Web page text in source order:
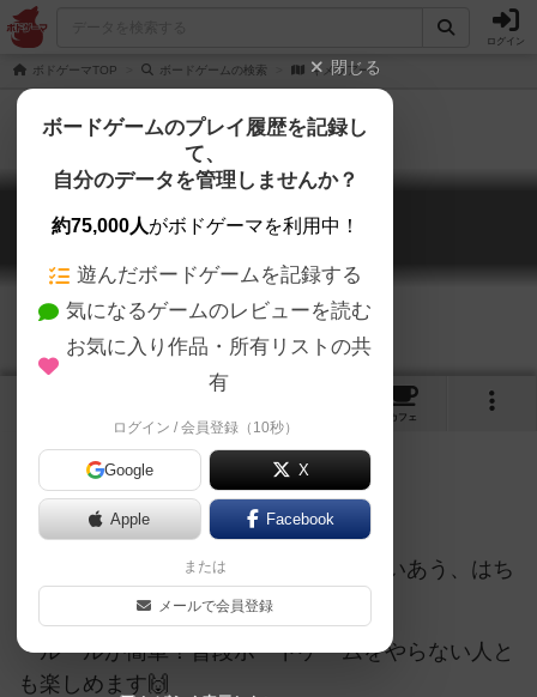
ログイン
ボドゲーマTOP ボードゲームの検索 キメラアート
キメラアート
Chimera Art
カフェ
みんなで作る、福笑い
うろ覚えが生んだ怪物に、みんなで笑いあう、はち
ゃめちゃイラストゲーム！
・ルールが簡単！普段ボードゲームをやらない人と
も楽しめます🙌
閉じる
ボードゲームのプレイ履歴を記録し
て、
自分のデータを管理しませんか？
約75,000人がボドゲーマを利用中！
遊んだボードゲームを記録する
気になるゲームのレビューを読む
お気に入り作品・所有リストの共
有
ログイン / 会員登録（10秒）
Google X
Apple Facebook
または
メールで会員登録